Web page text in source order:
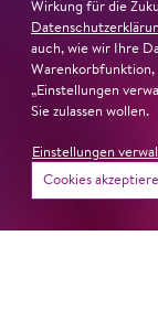
Di 29.
Do 1. Okt
Wirkung für die
auch, wie wir Ihre
Warenkorbfunktion,
„Einstellungen
Sie zulassen wollen.
Einstellungen
Cookies